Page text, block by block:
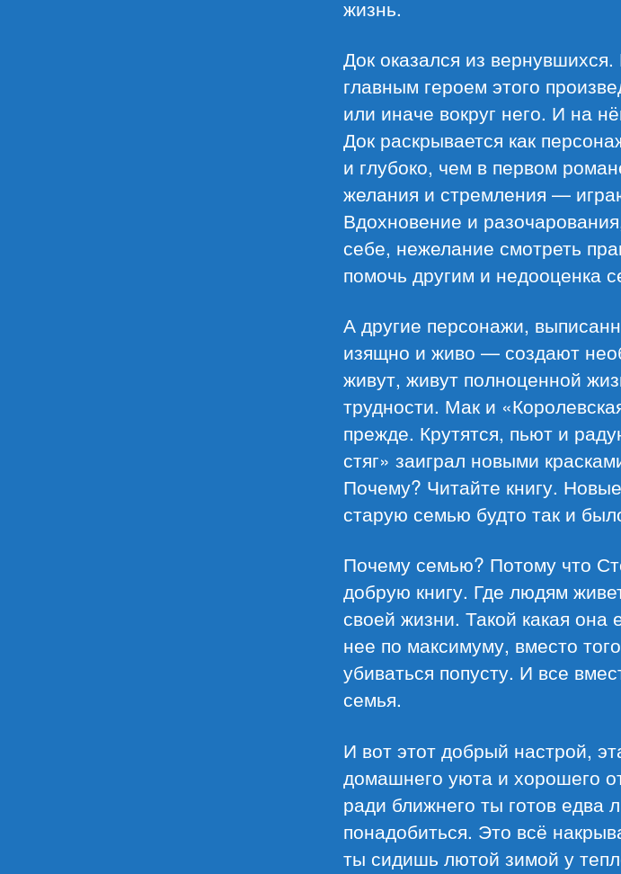
жизнь.
Док оказался из
главным героем этого
или иначе вокруг него. И на
Док раскрывается как
и глубоко, чем в первом
желания и стремления —
Вдохновение и
себе, нежелание смотреть
помочь другим и недооценка
А другие персонажи,
изящно и живо — создают
живут, живут полноценной
трудности. Мак и
прежде. Крутятся, пьют и
стяг» заиграл новыми
Почему? Читайте книгу.
старую семью будто так и
Почему семью? Потому что
добрую книгу. Где людям
своей жизни. Такой какая она
нее по максимуму, вместо
убиваться попусту. И все
семья.
И вот этот добрый настрой,
домашнего уюта и хорошего
ради ближнего ты готов едва
понадобиться. Это всё
ты сидишь лютой зимой у